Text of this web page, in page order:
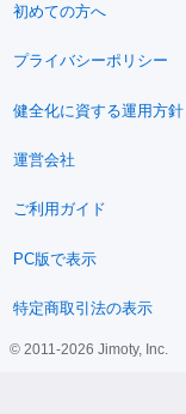
初めての方へ
プライバシーポリシー
健全化に資する運用方針
運営会社
ご利用ガイド
PC版で表示
特定商取引法の表示
© 2011-2026 Jimoty, Inc.